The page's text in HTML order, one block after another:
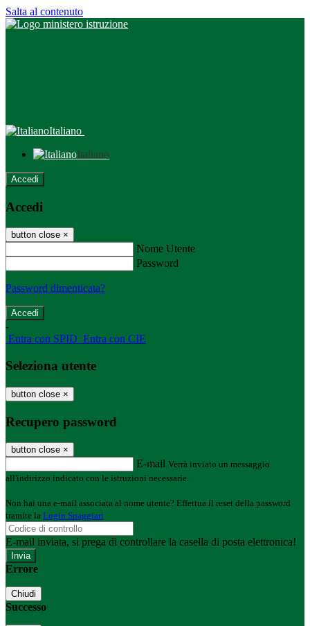
Salta al contenuto
Italiano
Italiano
Accedi
Accedi
button close ×
Nome Utente
Password
Password dimenticata?
-
Entra con SPID Entra con CIE
Seleziona utente
button close ×
Recupero password
button close ×
E-mail Verrà inviato un messaggio
all'indirizzo indicato con le istruzioni necessarie.
Non hai una e-mail associata al nome utente? Effettua il reset della password
tramite la Login Spaggiari
E-mail inviata, si prega di controllare la casella di posta elettronica!
Errore
Chiudi
Successo